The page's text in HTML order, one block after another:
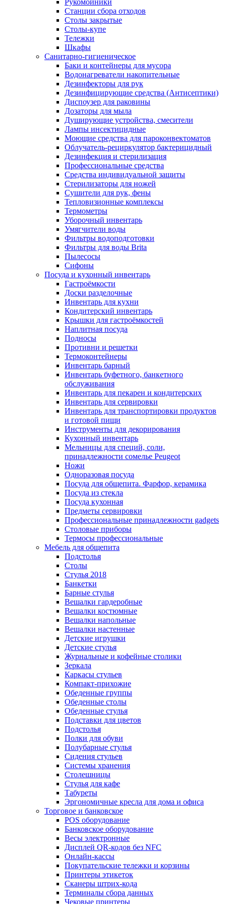
Рукомойники
Станции сбора отходов
Столы закрытые
Столы-купе
Тележки
Шкафы
Санитарно-гигиеническое
Баки и контейнеры для мусора
Водонагреватели накопительные
Дезинфекторы для рук
Дезинфицирующие средства (Антисептики)
Диспоузер для раковины
Дозаторы для мыла
Душирующие устройства, смесители
Лампы инсектицидные
Моющие средства для пароконвектоматов
Облучатель-рециркулятор бактерицидный
Дезинфекция и стерилизация
Профессиональные средства
Средства индивидуальной защиты
Стерилизаторы для ножей
Сушители для рук, фены
Тепловизионные комплексы
Термометры
Уборочный инвентарь
Умягчители воды
Фильтры водоподготовки
Фильтры для воды Brita
Пылесосы
Сифоны
Посуда и кухонный инвентарь
Гастроёмкости
Доски разделочные
Инвентарь для кухни
Кондитерский инвентарь
Крышки для гастроёмкостей
Наплитная посуда
Подносы
Противни и решетки
Термоконтейнеры
Инвентарь барный
Инвентарь буфетного, банкетного
обслуживания
Инвентарь для пекарен и кондитерских
Инвентарь для сервировки
Инвентарь для транспортировки продуктов
и готовой пищи
Инструменты для декорирования
Кухонный инвентарь
Мельницы для специй, соли,
принадлежности сомелье Peugeot
Ножи
Одноразовая посуда
Посуда для общепита. Фарфор, керамика
Посуда из стекла
Посуда кухонная
Предметы сервировки
Профессиональные принадлежности gadgets
Столовые приборы
Термосы профессиональные
Мебель для общепита
Подстолья
Столы
Стулья 2018
Банкетки
Барные стулья
Вешалки гардеробные
Вешалки костюмные
Вешалки напольные
Вешалки настенные
Детские игрушки
Детские стулья
Журнальные и кофейные столики
Зеркала
Каркасы стульев
Компакт-прихожие
Обеденные группы
Обеденные столы
Обеденные стулья
Подставки для цветов
Подстолья
Полки для обуви
Полубарные стулья
Сидения стульев
Системы хранения
Столешницы
Стулья для кафе
Табуреты
Эргономичные кресла для дома и офиса
Торговое и банковское
POS оборудование
Банковское оборудование
Весы электронные
Дисплей QR-кодов без NFC
Онлайн-кассы
Покупательские тележки и корзины
Принтеры этикеток
Сканеры штрих-кода
Терминалы сбора данных
Чековые принтеры